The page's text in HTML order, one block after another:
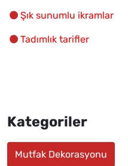
Şık sunumlu ikramlar
Tadımlık tarifler
Kategoriler
Mutfak Dekorasyonu